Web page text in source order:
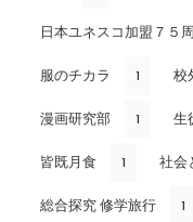
日本ユネスコ加盟７５
服のチカラ 1 校
漫画研究部 1 生
皆既月食 1 社会
総合探究 修学旅行 1